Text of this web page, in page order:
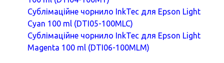
Сублімаційне чорнило InkTec для Epson Light
Cyan 100 ml (DTI05-100MLC)
Сублімаційне чорнило InkTec для Epson Light
Magenta 100 ml (DTI06-100MLM)